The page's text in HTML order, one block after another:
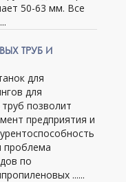
50-63 мм. Все
ТРУБ И
для
для
позволит
предприятия и
проблема
по
......